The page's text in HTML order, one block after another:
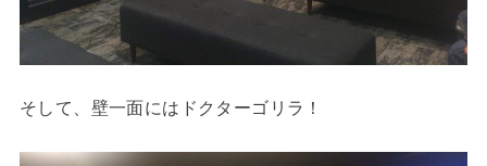
そして、壁一面にはドクターゴリラ！